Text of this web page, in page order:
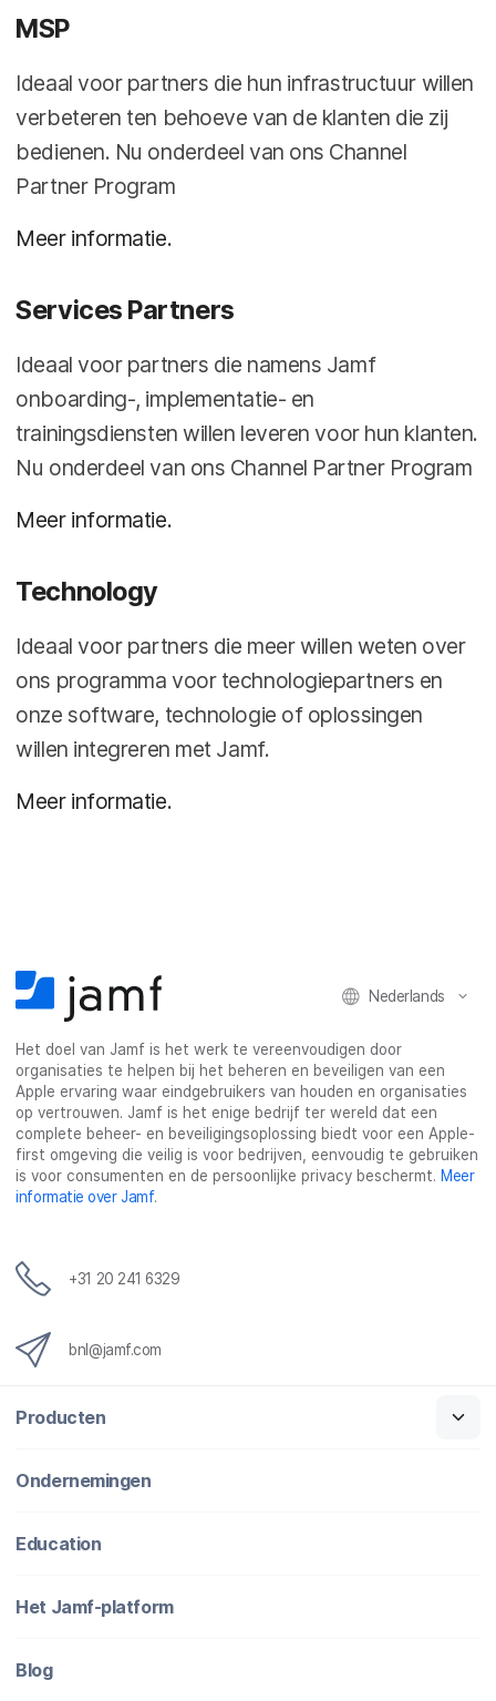
MSP
Ideaal voor partners die hun infrastructuur willen
verbeteren ten behoeve van de klanten die zij
bedienen. Nu onderdeel van ons Channel
Partner Program
Meer informatie.
Services Partners
Ideaal voor partners die namens Jamf
onboarding-, implementatie- en
trainingsdiensten willen leveren voor hun klanten.
Nu onderdeel van ons Channel Partner Program
Meer informatie.
Technology
Ideaal voor partners die meer willen weten over
ons programma voor technologiepartners en
onze software, technologie of oplossingen
willen integreren met Jamf.
Meer informatie.
Nederlands
Het doel van Jamf is het werk te vereenvoudigen door
organisaties te helpen bij het beheren en beveiligen van een
Apple ervaring waar eindgebruikers van houden en organisaties
op vertrouwen. Jamf is het enige bedrijf ter wereld dat een
complete beheer- en beveiligingsoplossing biedt voor een Apple-
first omgeving die veilig is voor bedrijven, eenvoudig te gebruiken
is voor consumenten en de persoonlijke privacy beschermt. Meer
informatie over Jamf.
+31 20 241 6329
bnl@jamf.com
Producten
Ondernemingen
Education
Het Jamf-platform
Blog